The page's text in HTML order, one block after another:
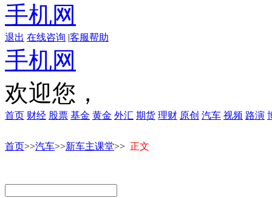
手机网
退出 在线咨询 |客服帮助
手机网
欢迎您，
首页 财经 股票 基金 黄金 外汇 期货 理财 原创 汽车 视频 路演
首页>>汽车>>新车主课堂>> 正文